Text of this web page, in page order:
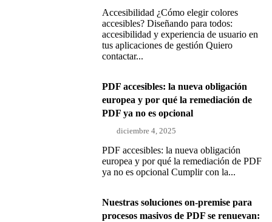
Accesibilidad ¿Cómo elegir colores
accesibles? Diseñando para todos:
accesibilidad y experiencia de usuario en
tus aplicaciones de gestión Quiero
contactar...
PDF accesibles: la nueva obligación
europea y por qué la remediación de
PDF ya no es opcional
diciembre 4, 2025
PDF accesibles: la nueva obligación
europea y por qué la remediación de PDF
ya no es opcional Cumplir con la...
Nuestras soluciones on-premise para
procesos masivos de PDF se renuevan: